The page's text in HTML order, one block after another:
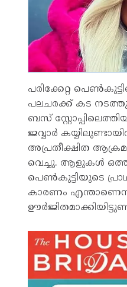
പരിക്കേറ്റ
പലചരക്ക് കട
ബസ്
ജവ്വാർ
അപ്രതീക്ഷിത
വെച്ചു. ആളുകൾ
പെൺകുട്ടിയുടെ
കാരണം എന്താണെന്ന്